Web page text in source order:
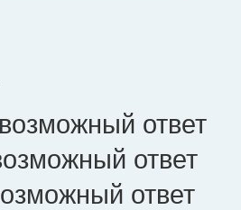
ответ
ответ
ответ